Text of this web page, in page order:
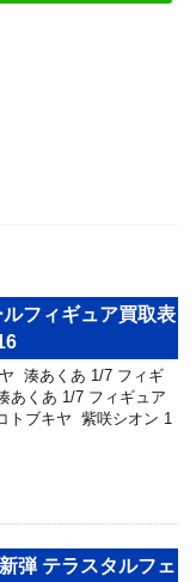
フィギュア買取表
湊あくあ 1/7 フィギ
あくあ 1/7 フィギュア
トブキヤ 紫咲シオン 1
弾 テラスタルフェ